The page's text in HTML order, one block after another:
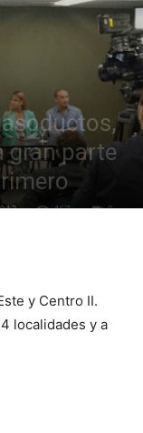
gran parte
467 0
y Centro II.
localidades y a